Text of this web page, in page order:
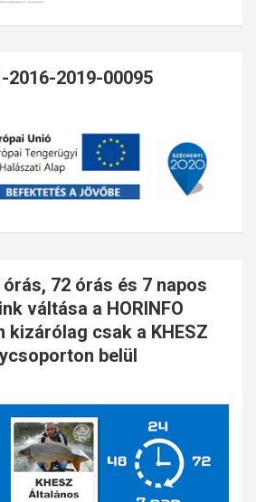
2016-2019-00095
72 órás és 7 napos
váltása a HORINFO
kizárólag csak a KHESZ
belül